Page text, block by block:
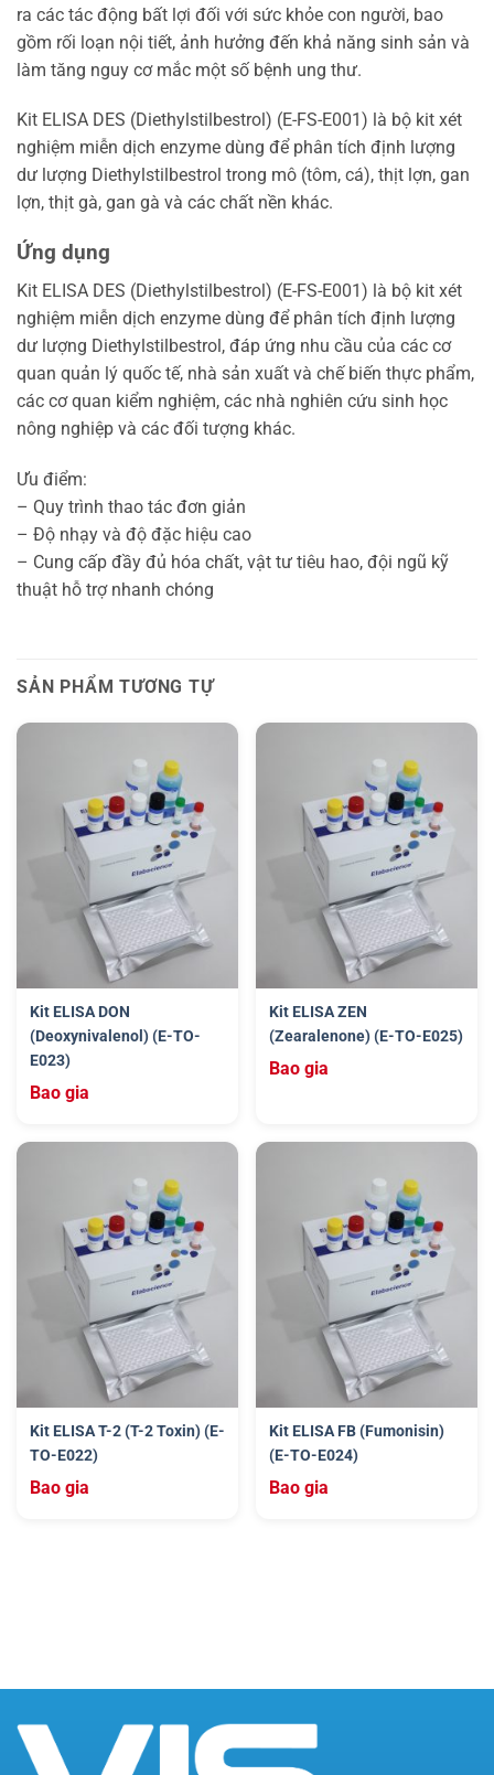
ra các tác động bất lợi đối với sức khỏe con người, bao
gồm rối loạn nội tiết, ảnh hưởng đến khả năng sinh sản và
làm tăng nguy cơ mắc một số bệnh ung thư.
Kit ELISA DES (Diethylstilbestrol) (E-FS-E001) là bộ kit xét
nghiệm miễn dịch enzyme dùng để phân tích định lượng
dư lượng Diethylstilbestrol trong mô (tôm, cá), thịt lợn, gan
lợn, thịt gà, gan gà và các chất nền khác.
Ứng dụng
Kit ELISA DES (Diethylstilbestrol) (E-FS-E001) là bộ kit xét
nghiệm miễn dịch enzyme dùng để phân tích định lượng
dư lượng Diethylstilbestrol, đáp ứng nhu cầu của các cơ
quan quản lý quốc tế, nhà sản xuất và chế biến thực phẩm,
các cơ quan kiểm nghiệm, các nhà nghiên cứu sinh học
nông nghiệp và các đối tượng khác.
Ưu điểm:
– Quy trình thao tác đơn giản
– Độ nhạy và độ đặc hiệu cao
– Cung cấp đầy đủ hóa chất, vật tư tiêu hao, đội ngũ kỹ
thuật hỗ trợ nhanh chóng
SẢN PHẨM TƯƠNG TỰ
Kit ELISA DON
(Deoxynivalenol) (E-TO-
E023)
Bao gia
Kit ELISA ZEN
(Zearalenone) (E-TO-E025)
Bao gia
Kit ELISA T-2 (T-2 Toxin) (E-
TO-E022)
Bao gia
Kit ELISA FB (Fumonisin)
(E-TO-E024)
Bao gia